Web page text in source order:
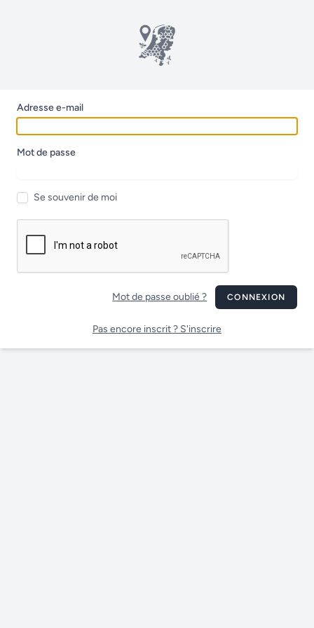
Adresse e-mail
Mot de passe
Se souvenir de moi
Mot de passe oublié ? CONNEXION
Pas encore inscrit ? S'inscrire